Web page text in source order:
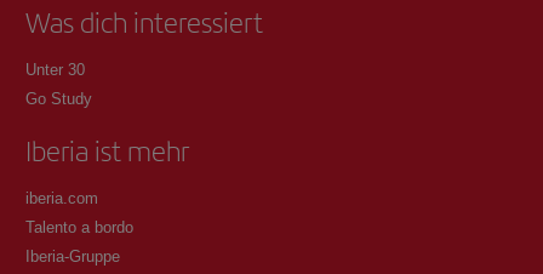
Was dich interessiert
Unter 30
Go Study
Iberia ist mehr
iberia.com
Talento a bordo
Iberia-Gruppe